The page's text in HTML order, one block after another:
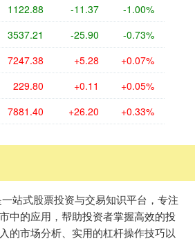
1122.88 -11.37 -1.00%
3537.21 -25.90 -0.73%
7247.38 +5.28 +0.07%
229.80 +0.11 +0.05%
7881.40 +26.20 +0.33%
站式股票投资与交易知识平台，专注
中的应用，帮助投资者掌握高效的投
的市场分析、实用的杠杆操作技巧以